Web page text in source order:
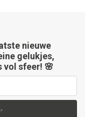
nieuwe
gelukjes,
vol sfeer! 🌸